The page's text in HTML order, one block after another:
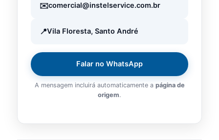
comercial@instelservice.com.br
Vila Floresta, Santo André
Falar no WhatsApp
A mensagem incluirá automaticamente a página de
origem.